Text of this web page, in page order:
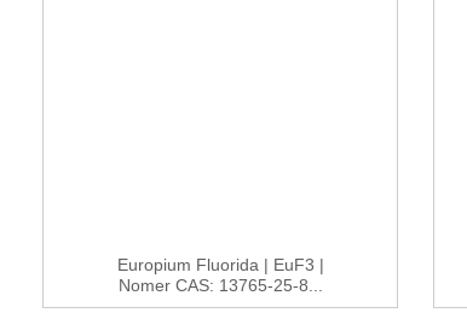
Europium Fluorida | EuF3 |
Nomer CAS: 13765-25-8...